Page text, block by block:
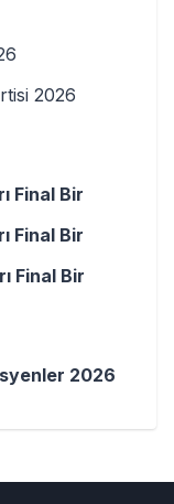
2026
Final Bir
Final Bir
Final Bir
2026